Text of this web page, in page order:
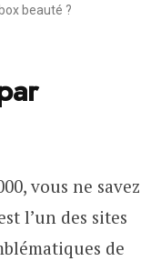
beauté ?
vous ne savez
l’un des sites
de